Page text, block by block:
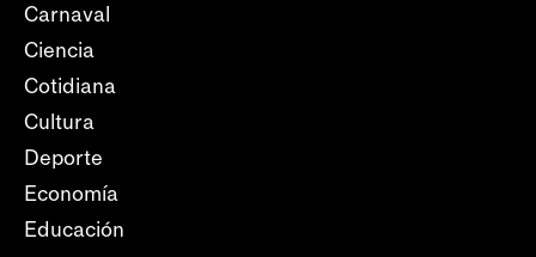
Carnaval
Ciencia
Cotidiana
Cultura
Deporte
Economía
Educación